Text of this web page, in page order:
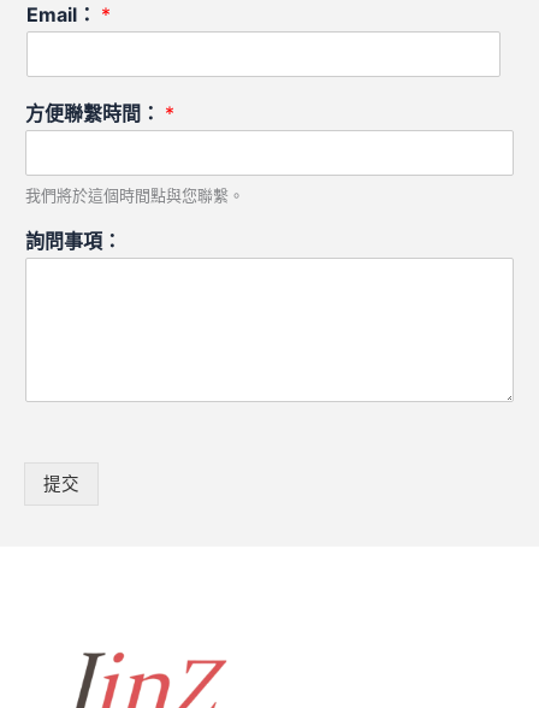
Email： *
方便聯繫時間： *
我們將於這個時間點與您聯繫。
詢問事項：
提交